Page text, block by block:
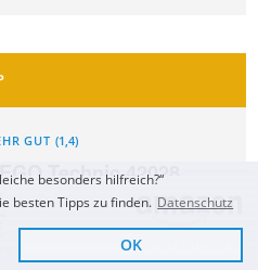
Sofort Lieferbar
GUT (1,4)
Technic 42028
Erfahrungsberichte
besonders hilfreich?“
besten Tipps zu finden. Datenschutz
OK